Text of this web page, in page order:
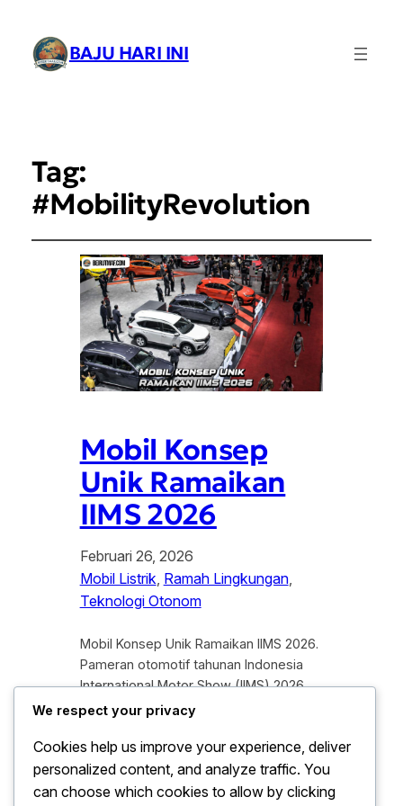
BAJU HARI INI
Tag:
#MobilityRevolution
Mobil Konsep
Unik Ramaikan
IIMS 2026
Februari 26, 2026
Mobil Listrik, Ramah Lingkungan
Teknologi Otonom
Mobil Konsep Unik Ramaikan IIMS 2026.
Pameran otomotif tahunan Indonesia
International Motor Show (IIMS) 2026
resmi membuka pintunya dengan
para pecinta otomotif tanah air. Tahun
ini, deretan mobil konsep unik
mendominasi panggung utama dan
We respect your privacy
Cookies help us improve your experience, deliver
personalized content, and analyze traffic. You
can choose which cookies to allow by clicking